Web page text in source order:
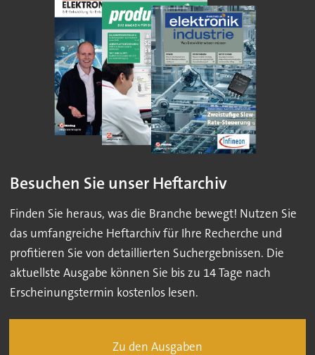
Besuchen Sie unser Heftarchiv
Finden Sie heraus, was die Branche bewegt! Nutzen Sie
das umfangreiche Heftarchiv für Ihre Recherche und
profitieren Sie von detaillierten Suchergebnissen. Die
aktuellste Ausgabe können Sie bis zu 14 Tage nach
Erscheinungstermin kostenlos lesen.
Zu den Ausgaben